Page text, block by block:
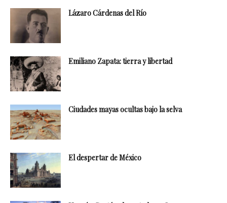
Lázaro Cárdenas del Río
Emiliano Zapata: tierra y libertad
Ciudades mayas ocultas bajo la selva
El despertar de México